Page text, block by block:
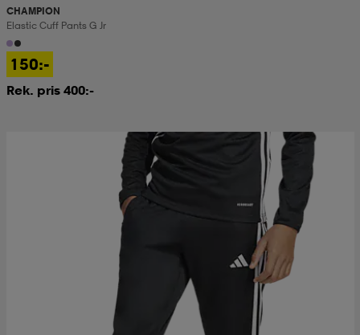
CHAMPION
Elastic Cuff Pants G Jr
150:-
Rek. pris 400:-